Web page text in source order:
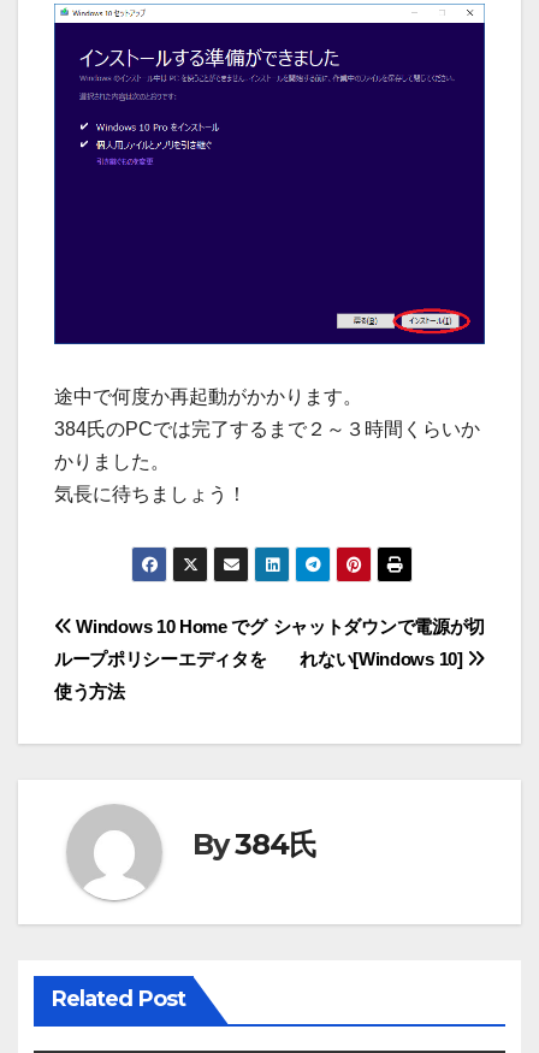
途中で何度か再起動がかかります。
384氏のPCでは完了するまで２～３時間くらいか
かりました。
気長に待ちましょう！
投
稿
ナ
ゲ
ー
シ
ョ
ン
シャットダウンで電源が切
れない[Windows 10]
Windows 10 Home でグ
ループポリシーエディタを
使う方法
By384氏
Related Post